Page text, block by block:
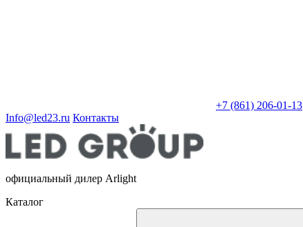
+7 (861) 206-01-13
Info@led23.ru Контакты
официальный дилер Arlight
Каталог